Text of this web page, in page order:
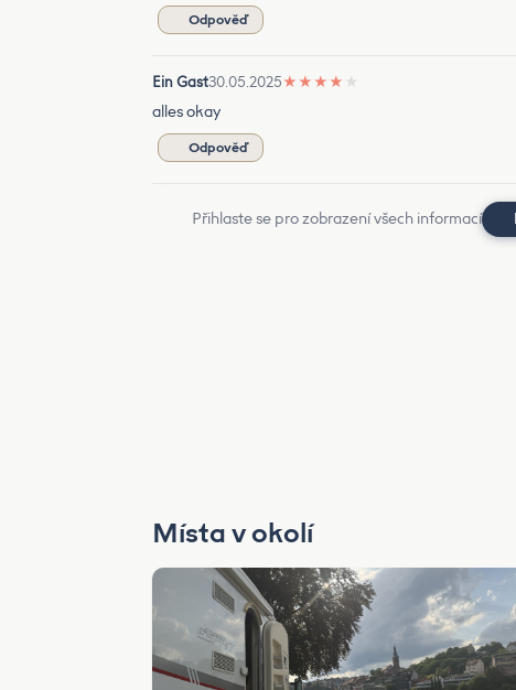
Odpověď
Ein Gast30.05.2025★ ★ ★ ★ ★
alles okay
Odpověď
Přihlaste se pro zobrazení všech informací
Místa v okolí